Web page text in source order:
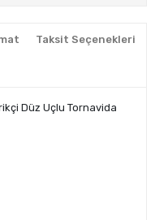
Taksit Seçenekleri
Düz Uçlu Tornavida